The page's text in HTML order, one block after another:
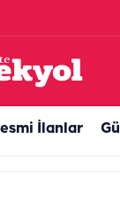
İlanlar